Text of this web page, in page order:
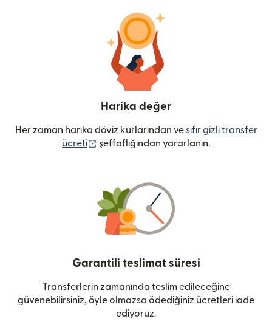
Harika değer
Her zaman harika döviz kurlarından ve sıfır gizli transfer
ücreti
(yeni pencerede açılır)
şeffaflığından yararlanın.
Garantili teslimat süresi
Transferlerin zamanında teslim edileceğine
güvenebilirsiniz, öyle olmazsa ödediğiniz ücretleri iade
ediyoruz.